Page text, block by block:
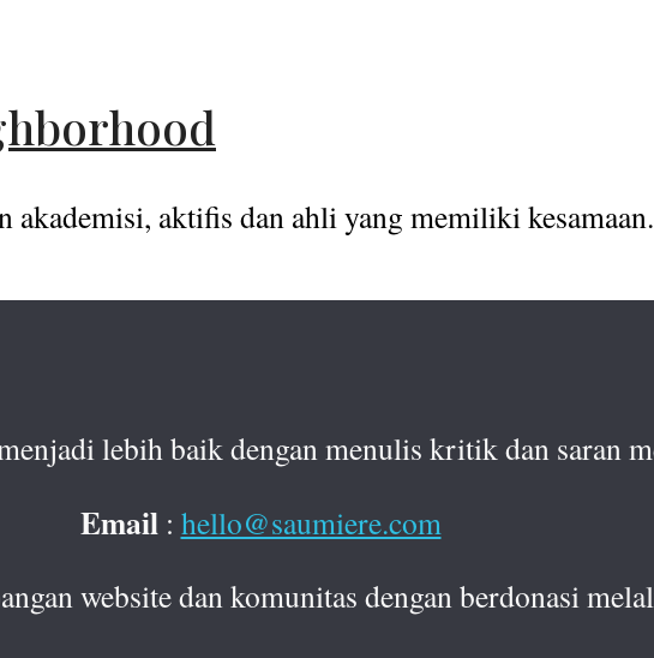
akademisi, aktifis dan ahli yang memiliki
lebih baik dengan menulis kritik dan saran
Email: hello@saumiere.com
website dan komunitas dengan berdonasi